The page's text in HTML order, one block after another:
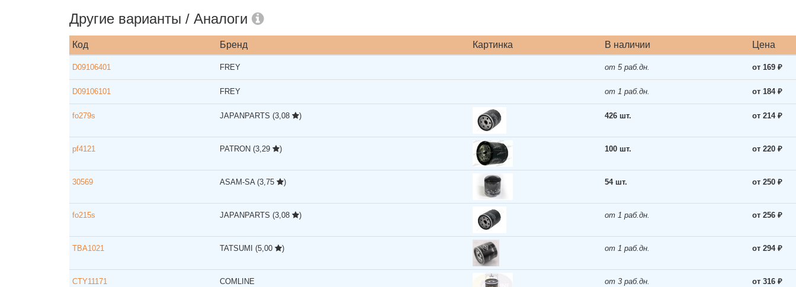
Другие варианты / Аналоги
Код Бренд Картинка В наличии Цена
D09106401 FREY от 5 раб.дн. от 169 ₽
D09106101 FREY от 1 раб.дн. от 184 ₽
fo279s JAPANPARTS (3,08 ) 426 шт. от 214 ₽
pf4121 PATRON (3,29 ) 100 шт. от 220 ₽
30569 ASAM-SA (3,75 ) 54 шт. от 250 ₽
fo215s JAPANPARTS (3,08 ) от 1 раб.дн. от 256 ₽
TBA1021 TATSUMI (5,00 ) от 1 раб.дн. от 294 ₽
CTY11171 COMLINE от 3 раб.дн. от 316 ₽